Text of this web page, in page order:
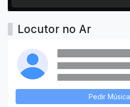
Locutor no Ar
Pedir Música